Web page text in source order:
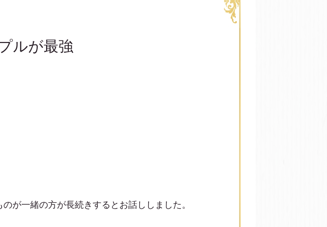
ルが最強
が一緒の方が長続きするとお話ししました。